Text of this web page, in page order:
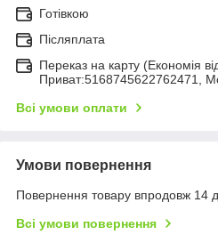
Готівкою
Післяплата
Переказ на карту (Економія
Приват:5168745622762471,
Всі умови оплати
Умови повернення
Повернення товару впродовж 14
Всі умови повернення